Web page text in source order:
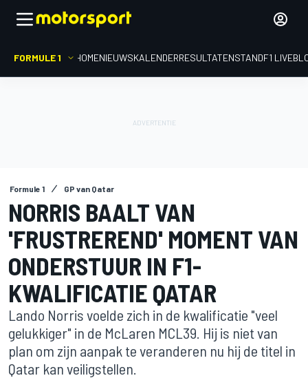
FORMULE 1 HOMENIEUWSKALENDERRESULTATENSTANDF1
Formule 1 GP van Qatar
NORRIS BAALT VAN
'FRUSTREREND' MOMENT VAN
ONDERSTUUR IN F1-
KWALIFICATIE QATAR
Lando Norris voelde zich in de kwalificatie "veel
gelukkiger" in de McLaren MCL39. Hij is niet van
plan om zijn aanpak te veranderen nu hij de titel in
Qatar kan veiligstellen.